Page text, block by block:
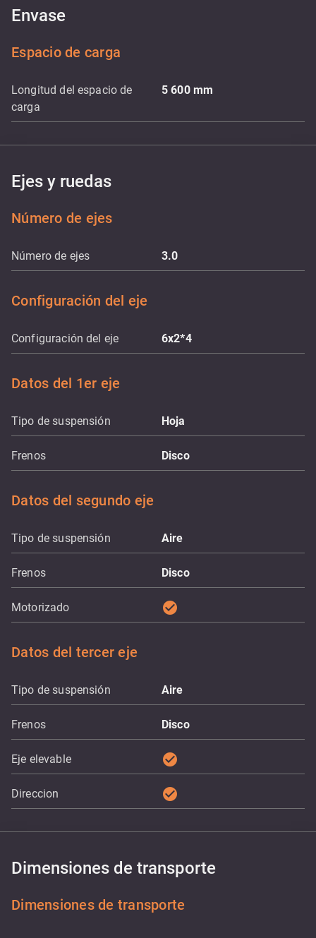
Envase
Espacio de carga
Longitud del espacio de
carga
5 600 mm
Ejes y ruedas
Número de ejes
Número de ejes 3.0
Configuración del eje
Configuración del eje 6x2*4
Datos del 1er eje
Tipo de suspensión Hoja
Frenos Disco
Datos del segundo eje
Tipo de suspensión Aire
Frenos Disco
Motorizado check_circle
Datos del tercer eje
Tipo de suspensión Aire
Frenos Disco
Eje elevable check_circle
Direccion check_circle
Dimensiones de transporte
Dimensiones de transporte